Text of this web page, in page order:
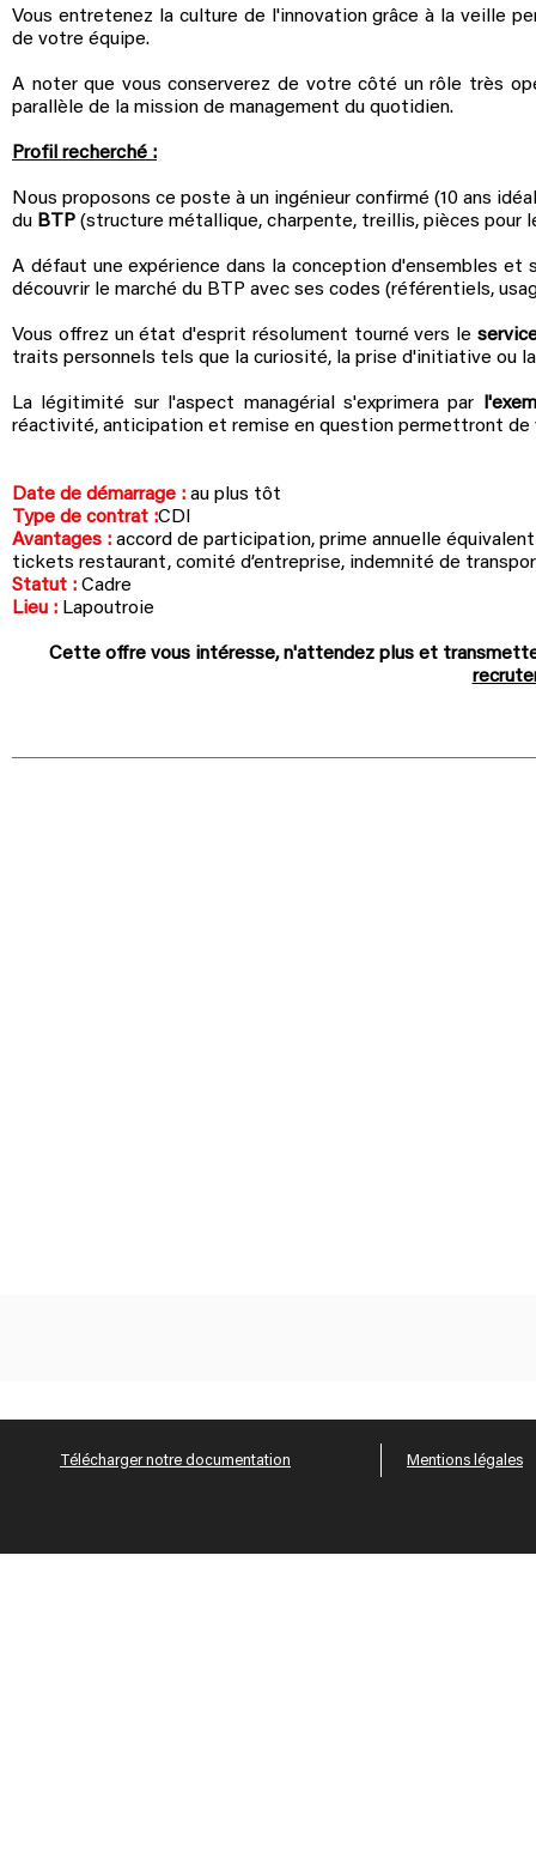
Vous entretenez la culture de l'innovation grâce à la veille
de votre équipe.
A noter que vous conserverez de votre côté un rôle très
parallèle de la mission de management du quotidien.
Profil recherché :
Nous proposons ce poste à un ingénieur confirmé (10 ans
du BTP (structure métallique, charpente, treillis, pièces pour
A défaut une expérience dans la conception d'ensembles
découvrir le marché du BTP avec ses codes (référentiels,
Vous offrez un état d'esprit résolument tourné vers le
traits personnels tels que la curiosité, la prise d'initiative ou
La légitimité sur l'aspect managérial s'exprimera par
réactivité, anticipation et remise en question permettront de
Date de démarrage : au plus tôt
Type de contrat :CDI
Avantages : accord de participation, prime annuelle
tickets restaurant, comité d’entreprise, indemnité de
Statut : Cadre
Lieu : Lapoutroie
Cette offre vous intéresse, n'attendez plus et t
Télécharger notre documentation Mentions légales